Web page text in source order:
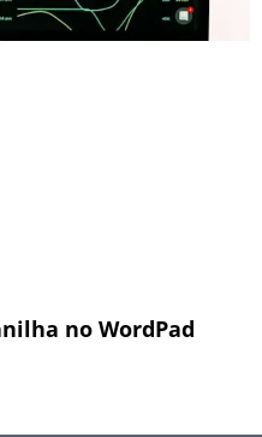
no WordPad